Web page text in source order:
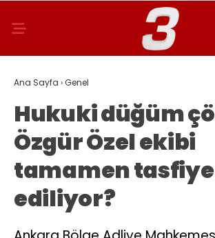
Ana Sayfa ›Genel
Hukuki düğüm
Özgür Özel ekibi
tamamen
ediliyor?